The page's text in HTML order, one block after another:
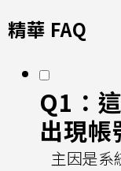
精華 FAQ
Q1：
出現帳
主因是系